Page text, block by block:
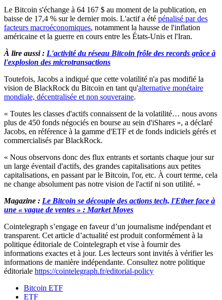
Le Bitcoin s'échange à 64 167 $ au moment de la publication, en
baisse de 17,4 % sur le dernier mois. L'actif a été pénalisé par des
facteurs macroéconomiques, notamment la hausse de l'inflation
américaine et la guerre en cours entre les États-Unis et l'Iran.
À lire aussi : L'activité du réseau Bitcoin frôle des records grâce à
l'explosion des microtransactions
Toutefois, Jacobs a indiqué que cette volatilité n'a pas modifié la
vision de BlackRock du Bitcoin en tant qu'alternative monétaire
mondiale, décentralisée et non souveraine.
« Toutes les classes d'actifs connaissent de la volatilité… nous avons
plus de 450 fonds négociés en bourse au sein d'iShares », a déclaré
Jacobs, en référence à la gamme d'ETF et de fonds indiciels gérés et
commercialisés par BlackRock.
« Nous observons donc des flux entrants et sortants chaque jour sur
un large éventail d'actifs, des grandes capitalisations aux petites
capitalisations, en passant par le Bitcoin, l'or, etc. À court terme, cela
ne change absolument pas notre vision de l'actif ni son utilité. »
Magazine : Le Bitcoin se découple des actions tech, l'Ether face à
une « vague de ventes » : Market Moves
Cointelegraph s’engage en faveur d’un journalisme indépendant et
transparent. Cet article d’actualité est produit conformément à la
politique éditoriale de Cointelegraph et vise à fournir des
informations exactes et à jour. Les lecteurs sont invités à vérifier les
informations de manière indépendante. Consultez notre politique
éditoriale https://cointelegraph.fr/editorial-policy
Bitcoin ETF
ETF